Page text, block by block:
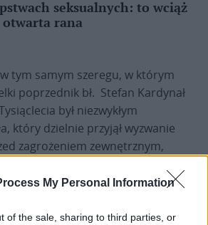
My Personal Information
of the sale, sharing to third parties, or
seksualnych: to wciąż
otwarta rana
tym samym szeregu, w którym
poprzednik bł. Stefan Kardynał
był niezwykłym
który dzielnie przyjął wyzwanie
zagrożeniem zewnętrznym,
od zła zagrażającego mu od